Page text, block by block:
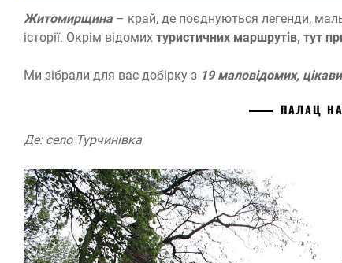
Житомирщина– край, де поєднуються легенди,
історії. Окрім відомих туристичних маршрутів, тут
Ми зібрали для вас добірку з 19 маловідомих,
ПАЛАЦ
Де: село Турчинівка